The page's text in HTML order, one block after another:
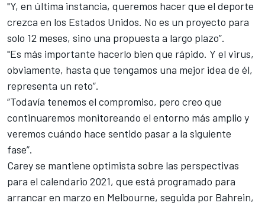
"Y, en última instancia, queremos hacer que el deporte
crezca en los Estados Unidos. No es un proyecto para
solo 12 meses, sino una propuesta a largo plazo”.
"Es más importante hacerlo bien que rápido. Y el virus,
obviamente, hasta que tengamos una mejor idea de él,
representa un reto”.
“Todavía tenemos el compromiso, pero creo que
continuaremos monitoreando el entorno más amplio y
veremos cuándo hace sentido pasar a la siguiente
fase”.
Carey se mantiene optimista sobre las perspectivas
para el calendario 2021, que está programado para
arrancar en marzo en Melbourne, seguida por Bahrein,